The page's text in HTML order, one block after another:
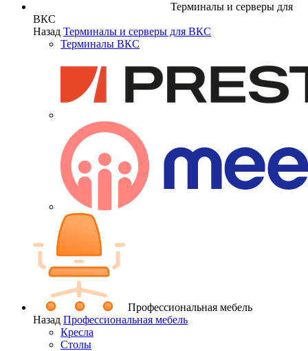
Терминалы и серверы для
ВКС
Назад Терминалы и серверы для ВКС
Терминалы ВКС
Профессиональная мебель
Назад Профессиональная мебель
Кресла
Столы